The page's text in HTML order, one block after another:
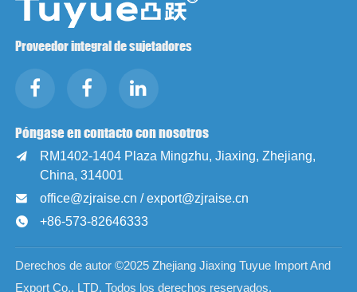
Proveedor integral de sujetadores
Póngase en contacto con nosotros

RM1402-1404 Plaza Mingzhu, Jiaxing, Zhejiang,
China, 314001
 office@zjraise.cn / export@zjraise.cn
 +86-573-82646333
Derechos de autor ©2025 Zhejiang Jiaxing Tuyue Import And
Export Co., LTD. Todos los derechos reservados.